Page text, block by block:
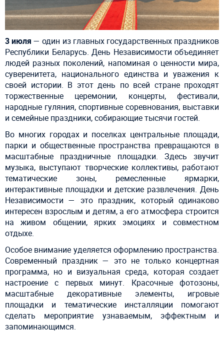
3 июля — один из главных государственных праздников
Республики Беларусь. День Независимости объединяет
людей разных поколений, напоминая о ценности мира,
суверенитета, национального единства и уважения к
своей истории. В этот день по всей стране проходят
торжественные церемонии, концерты, фестивали,
народные гуляния, спортивные соревнования, выставки
и семейные праздники, собирающие тысячи гостей.
Во многих городах и поселках центральные площади,
парки и общественные пространства превращаются в
масштабные праздничные площадки. Здесь звучит
музыка, выступают творческие коллективы, работают
тематические зоны, ремесленные ярмарки,
интерактивные площадки и детские развлечения. День
Независимости — это праздник, который одинаково
интересен взрослым и детям, а его атмосфера строится
на живом общении, ярких эмоциях и совместном
отдыхе.
Особое внимание уделяется оформлению пространства.
Современный праздник — это не только концертная
программа, но и визуальная среда, которая создает
настроение с первых минут. Красочные фотозоны,
масштабные декоративные элементы, игровые
площадки и тематические инсталляции помогают
сделать мероприятие узнаваемым, эффектным и
запоминающимся.